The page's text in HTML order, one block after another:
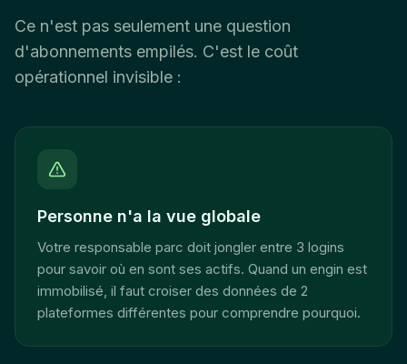
Ce n'est pas seulement une question
d'abonnements empilés. C'est le coût
opérationnel invisible :
Personne n'a la vue globale
Votre responsable parc doit jongler entre 3 logins
pour savoir où en sont ses actifs. Quand un engin est
immobilisé, il faut croiser des données de 2
plateformes différentes pour comprendre pourquoi.